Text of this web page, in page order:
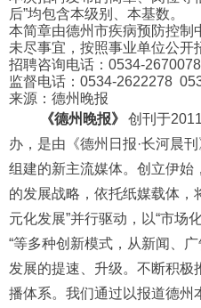
后”均包含本级别、本基数。
本简章由德州市疾病预防控制
未尽事宜，按照事业单位公开
招聘咨询电话：0534-2670078
监督电话：0534-2622278
来源：德州晚报
《德州晚报》
创刊于
办，是由《德州日报·长河晨
组建的新主流媒体。创立伊始
的发展战略，依托纸媒载体，
元化发展”并行驱动，以“市场
“等多种创新模式，从新闻、
发展的提速、升级。不断积极
播体系。我们通过以报道德州